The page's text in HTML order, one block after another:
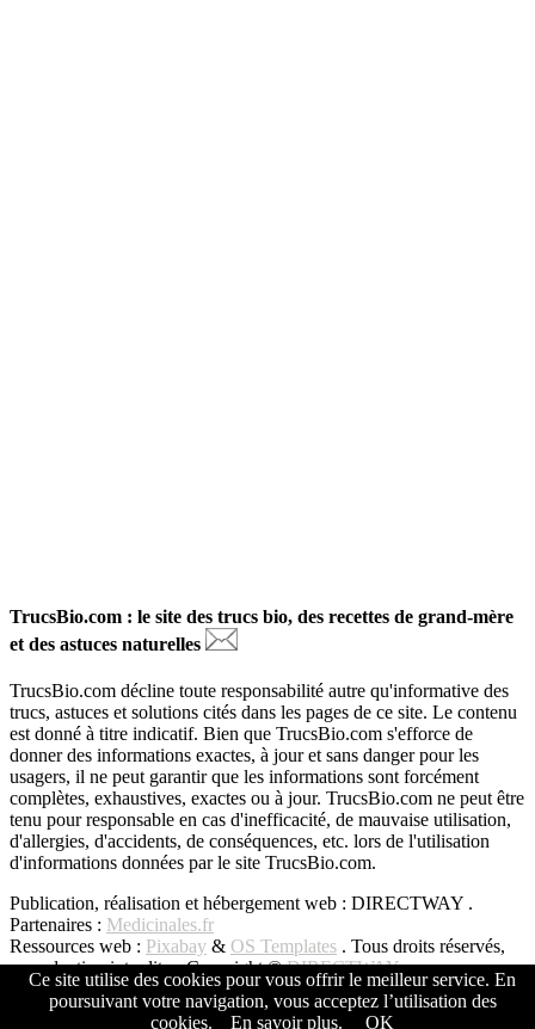
TrucsBio.com : le site des trucs bio, des recettes de grand-mère
et des astuces naturelles
TrucsBio.com décline toute responsabilité autre qu'informative des
trucs, astuces et solutions cités dans les pages de ce site. Le contenu
est donné à titre indicatif. Bien que TrucsBio.com s'efforce de
donner des informations exactes, à jour et sans danger pour les
usagers, il ne peut garantir que les informations sont forcément
complètes, exhaustives, exactes ou à jour. TrucsBio.com ne peut être
tenu pour responsable en cas d'inefficacité, de mauvaise utilisation,
d'allergies, d'accidents, de conséquences, etc. lors de l'utilisation
d'informations données par le site TrucsBio.com.
Publication, réalisation et hébergement web : DIRECTWAY .
Partenaires : Medicinales.fr
Ressources web : Pixabay & OS Templates . Tous droits réservés,
reproduction interdite - Copyright ©DIRECTWAY
Copyright © All Rights Reserved -DIRECTWAY
Ce site utilise des cookies pour vous offrir le meilleur service. En
poursuivant votre navigation, vous acceptez l’utilisation des
cookies.
En savoir plus. OK